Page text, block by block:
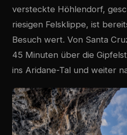
versteckte Höhlendorf,
riesigen Felsklippe, ist
Besuch wert. Von Santa
45 Minuten über die
ins Aridane-Tal und weiter